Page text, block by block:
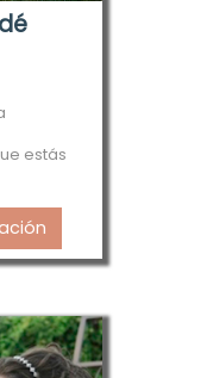
estás